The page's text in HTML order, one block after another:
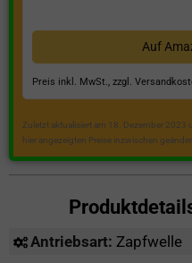
Auf
Preis inkl. MwSt., zzgl.
Zuletzt aktualisiert am 18. Dezember 2023
hier angezeigten Preise inzwischen
Antriebsart: Zapfwelle